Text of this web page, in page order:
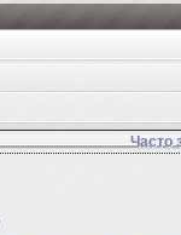
Часто